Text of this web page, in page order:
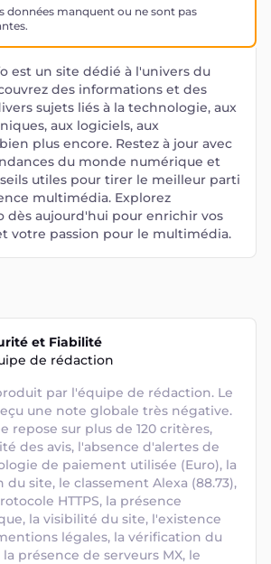
données manquent ou ne sont pas
est un site dédié à l'univers du
des informations et des
sujets liés à la technologie, aux
aux logiciels, aux
plus encore. Restez à jour avec
du monde numérique et
utiles pour tirer le meilleur parti
multimédia. Explorez
dès aujourd'hui pour enrichir vos
votre passion pour le multimédia.
et Fiabilité
de rédaction
par l'équipe de rédaction. Le
une note globale très négative.
repose sur plus de 120 critères,
des avis, l'absence d'alertes de
de paiement utilisée (Euro), la
site, le classement Alexa (88.73),
HTTPS, la présence
la visibilité du site, l'existence
légales, la vérification du
présence de serveurs MX, le